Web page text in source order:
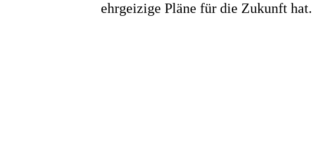
Themen
ehrgeizige Pläne für die Zukunft hat.